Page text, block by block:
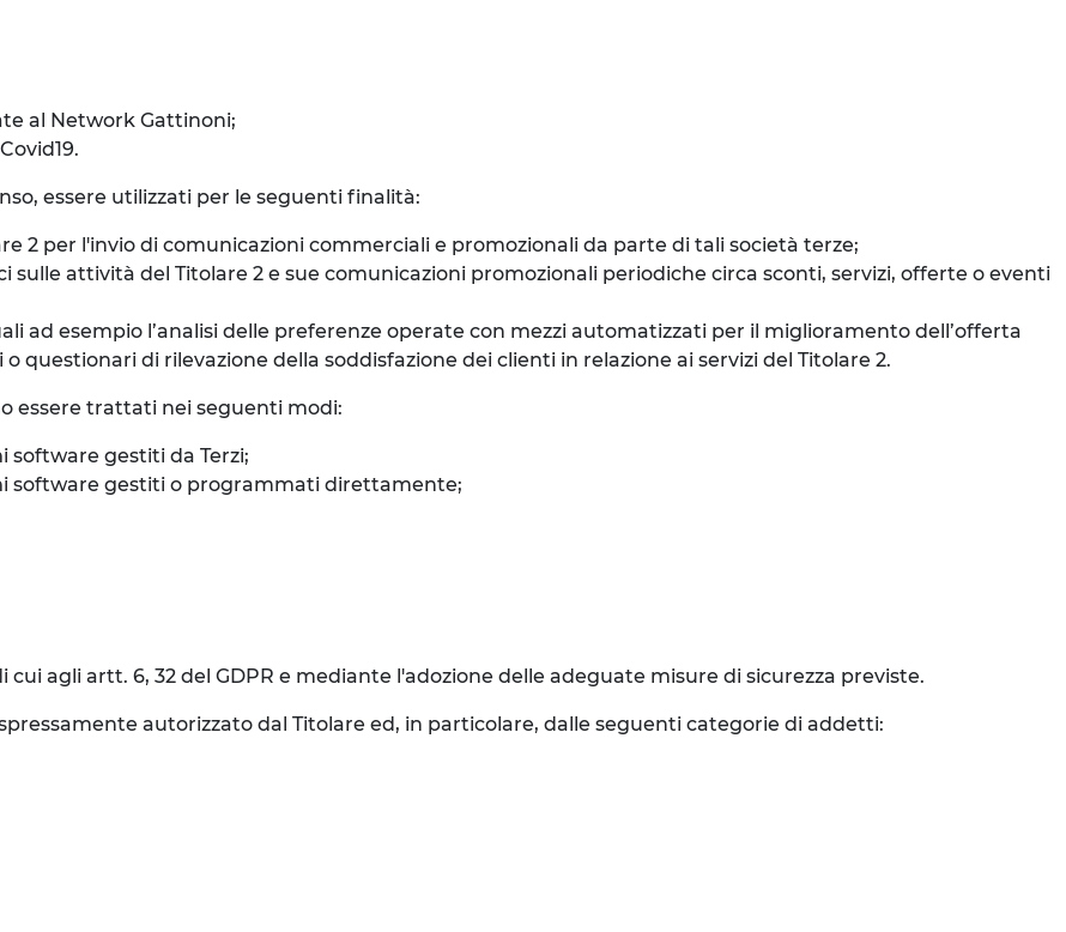
al Network Gattinoni;
essere utilizzati per le seguenti finalità:
2 per l'invio di comunicazioni commerciali e promozionali da parte di tali società terze;
attività del Titolare 2 e sue comunicazioni promozionali periodiche circa sconti, servizi, offerte o eventi
ad esempio l’analisi delle preferenze operate con mezzi automatizzati per il miglioramento dell’offerta
questionari di rilevazione della soddisfazione dei clienti in relazione ai servizi del Titolare 2.
essere trattati nei seguenti modi:
software gestiti da Terzi;
software gestiti o programmati direttamente;
agli artt. 6, 32 del GDPR e mediante l'adozione delle adeguate misure di sicurezza previste.
autorizzato dal Titolare ed, in particolare, dalle seguenti categorie di addetti: